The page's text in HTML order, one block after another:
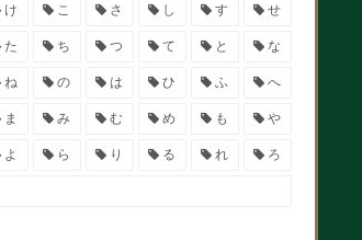
け こ さ し す せ
た ち つ て と な
ね の は ひ ふ へ
ま み む め も や
よ ら り る れ ろ